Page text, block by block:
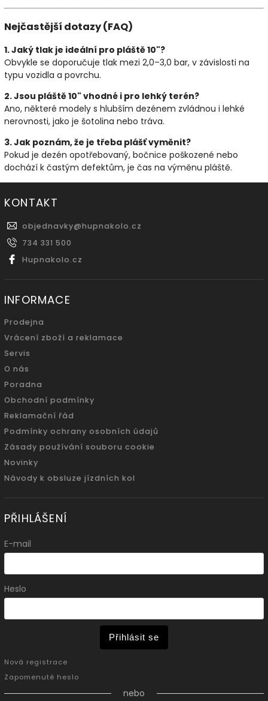
Nejčastější dotazy (FAQ)
1. Jaký tlak je ideální pro pláště 10"?
Obvykle se doporučuje tlak mezi 2,0–3,0 bar, v závislosti na
typu vozidla a povrchu.
2. Jsou pláště 10" vhodné i pro lehký terén?
Ano, některé modely s hlubším dezénem zvládnou i lehké
nerovnosti, jako je šotolina nebo tráva.
3. Jak poznám, že je třeba plášť vyměnit?
Pokud je dezén opotřebovaný, bočnice poškozené nebo
dochází k častým defektům, je čas na výměnu pláště.
KONTAKT
objednavky@hupnakolo.cz
734 331 500
Hupnakolo.cz
INFORMACE
Prodejna
Vrácení zboží a reklamace
Servis
O nás
Poradna
Obchodní podmínky
Reklamační řád
Podmínky ochrany osobních údajů
Zásady používání souboru cookie
Novinky
Návody k obsluze jízdních kol
PŘIHLÁŠENÍ
E-mail
Heslo
Přihlásit se
Nová registrace
Zapomenuté heslo
nebo